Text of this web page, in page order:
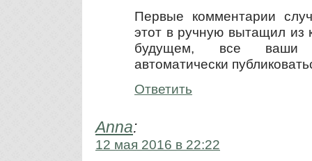
Первые комментарии
этот в ручную вытащил из
будущем, все ваши
автоматически
Ответить
Anna:
12 мая 2016 в 22:22